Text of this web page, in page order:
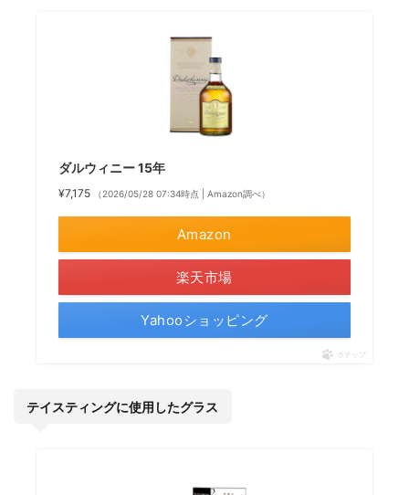
ダルウィニー 15年
¥7,175 （2026/05/28 07:34時点 | Amazon調べ）
Amazon
楽天市場
Yahooショッピング
ポチップ
テイスティングに使用したグラス